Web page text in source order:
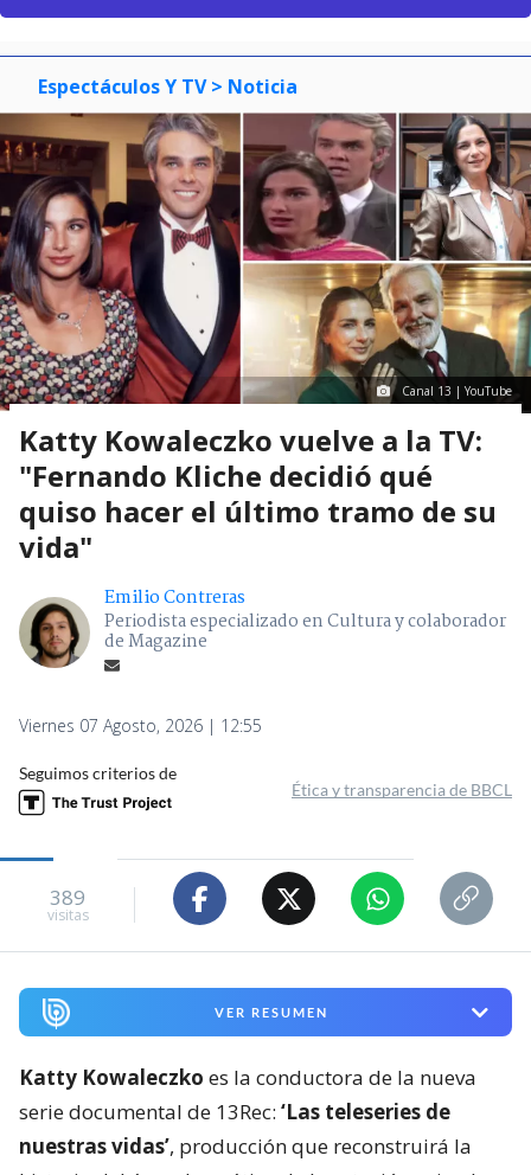
Espectáculos Y TV > Noticia
Canal 13 | YouTube
Katty Kowaleczko vuelve a la TV:
"Fernando Kliche decidió qué
quiso hacer el último tramo de su
vida"
Emilio Contreras
Periodista especializado en Cultura y colaborador
de Magazine
Viernes 07 Agosto, 2026 | 12:55
Seguimos criterios de
Ética y transparencia de BBCL
389
visitas
VER RESUMEN
Katty Kowaleczko es la conductora de la nueva
serie documental de 13Rec: ‘Las teleseries de
nuestras vidas’, producción que reconstruirá la